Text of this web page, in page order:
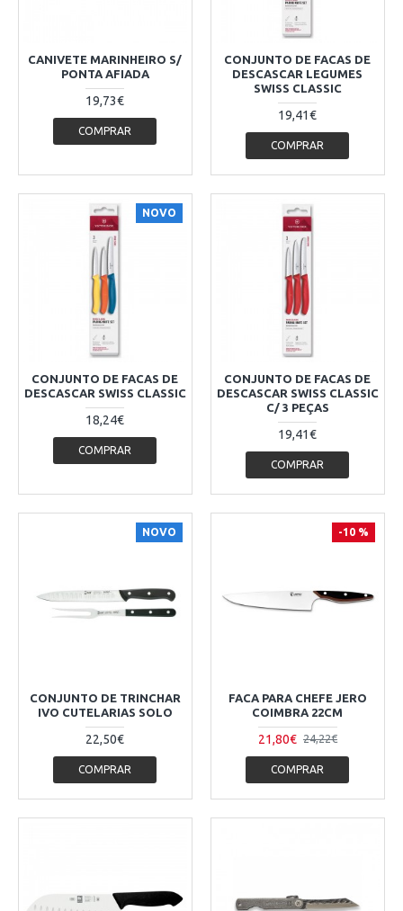
CANIVETE MARINHEIRO S/
PONTA AFIADA
19,73€
COMPRAR
CONJUNTO DE FACAS DE
DESCASCAR LEGUMES
SWISS CLASSIC
19,41€
COMPRAR
NOVO
CONJUNTO DE FACAS DE
DESCASCAR SWISS CLASSIC
18,24€
COMPRAR
CONJUNTO DE FACAS DE
DESCASCAR SWISS CLASSIC
C/ 3 PEÇAS
19,41€
COMPRAR
NOVO
CONJUNTO DE TRINCHAR
IVO CUTELARIAS SOLO
22,50€
COMPRAR
-10 %
FACA PARA CHEFE JERO
COIMBRA 22CM
21,80€ 24,22€
COMPRAR